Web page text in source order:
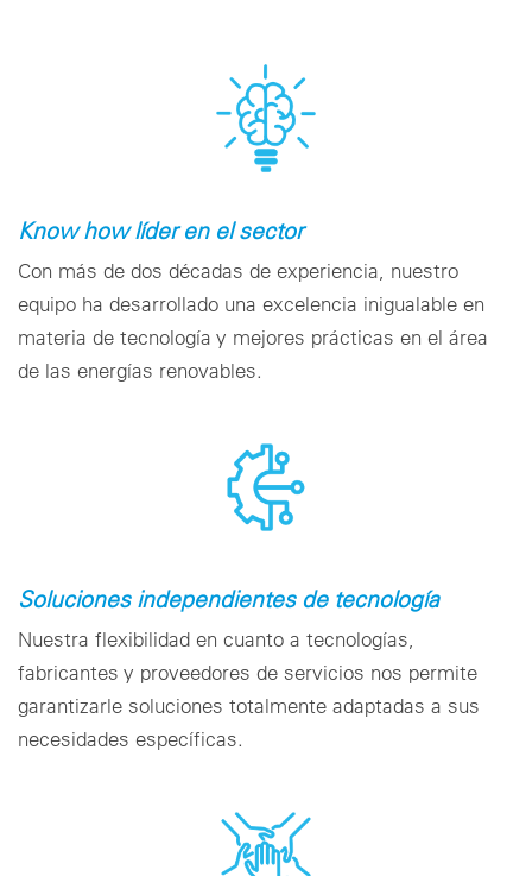
Know how líder en el sector
Con más de dos décadas de experiencia, nuestro
equipo ha desarrollado una excelencia inigualable en
materia de tecnología y mejores prácticas en el área
de las energías renovables.
Soluciones independientes de tecnología
Nuestra flexibilidad en cuanto a tecnologías,
fabricantes y proveedores de servicios nos permite
garantizarle soluciones totalmente adaptadas a sus
necesidades específicas.